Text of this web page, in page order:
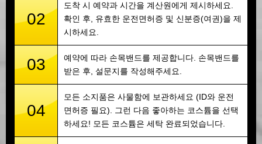
02
도착 시 예약과 시간을 계산원에게 제시하세요.
확인 후, 유효한 운전면허증 및 신분증(여권)을 제
시하세요.
03
예약에 따라 손목밴드를 제공합니다. 손목밴드를
받은 후, 설문지를 작성해주세요.
04
모든 소지품은 사물함에 보관하세요 (ID와 운전
면허증 필요). 그런 다음 좋아하는 코스튬을 선택
하세요! 모든 코스튬은 세탁 완료되었습니다.